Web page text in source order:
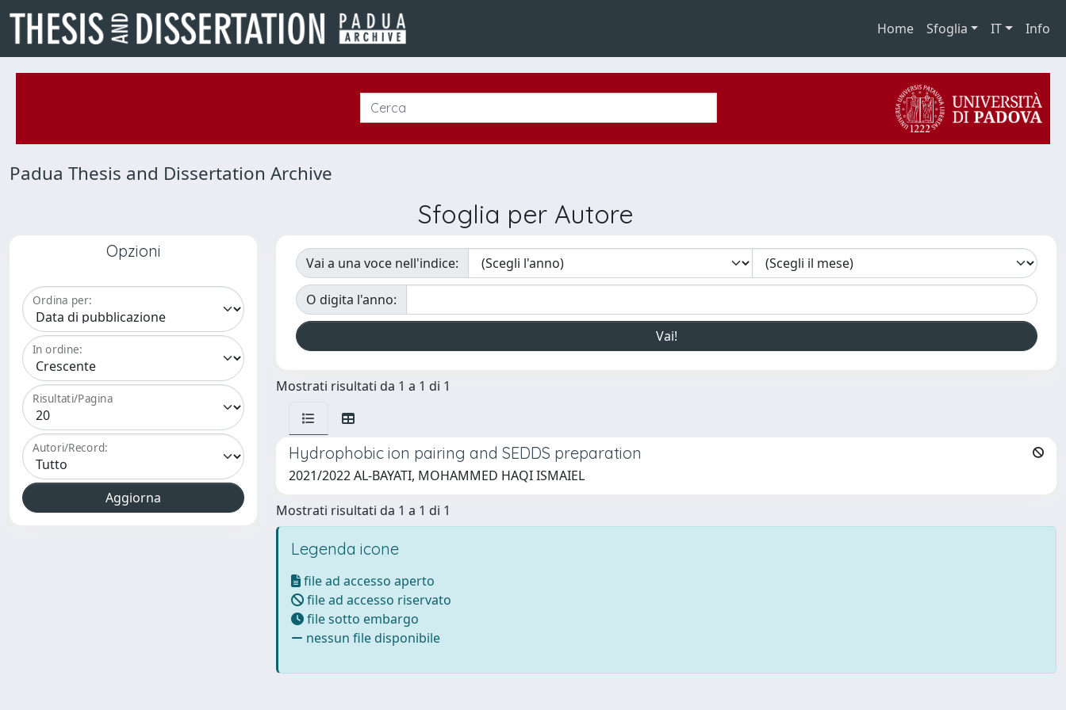
Home Sfoglia IT Info
Padua Thesis and Dissertation Archive
Sfoglia per Autore
Opzioni
Ordina per:
In ordine:
Risultati/Pagina
Autori/Record:
Vai a una voce nell'indice:
O digita l'anno:
Mostrati risultati da 1 a 1 di 1
Hydrophobic ion pairing and SEDDS preparation
2021/2022 AL-BAYATI, MOHAMMED HAQI ISMAIEL
Mostrati risultati da 1 a 1 di 1
Legenda icone
file ad accesso aperto
file ad accesso riservato
file sotto embargo
nessun file disponibile